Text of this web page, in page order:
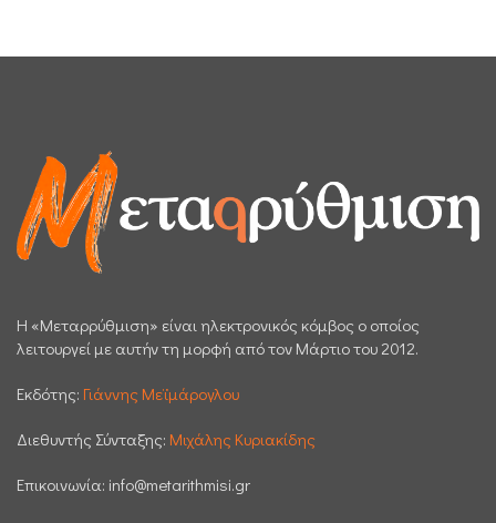
H «Μεταρρύθμιση» είναι ηλεκτρονικός κόμβος ο οποίος
λειτουργεί με αυτήν τη μορφή από τον Μάρτιο του 2012.
Εκδότης: Γιάννης Μεϊμάρογλου
Διεθυντής Σύνταξης: Μιχάλης Κυριακίδης
Επικοινωνία: info@metarithmisi.gr